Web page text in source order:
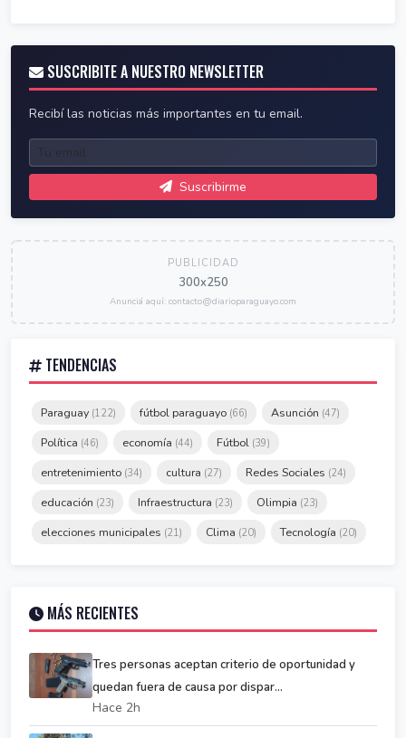
SUSCRIBITE A NUESTRO NEWSLETTER
Recibí las noticias más importantes en tu email.
Suscribirme
PUBLICIDAD
300x250
Anunciá aquí: contacto@diarioparaguayo.com
TENDENCIAS
Paraguay (122) fútbol paraguayo (66) Asunción (47)
Política (46) economía (44) Fútbol (39)
entretenimiento (34) cultura (27) Redes Sociales (24)
educación (23) Infraestructura (23) Olimpia (23)
elecciones municipales (21) Clima (20) Tecnología (20)
MÁS RECIENTES
Tres personas aceptan criterio de oportunidad y
quedan fuera de causa por dispar...
Hace 2h